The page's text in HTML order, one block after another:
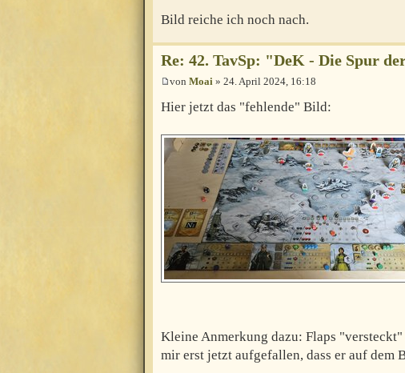
Bild reiche ich noch nach.
Re: 42. TavSp: "DeK - Die Spur
von Moai » 24. April 2024, 16:18
Hier jetzt das "fehlende" Bild:
Kleine Anmerkung dazu: Flaps
mir erst jetzt aufgefallen, dass er auf dem